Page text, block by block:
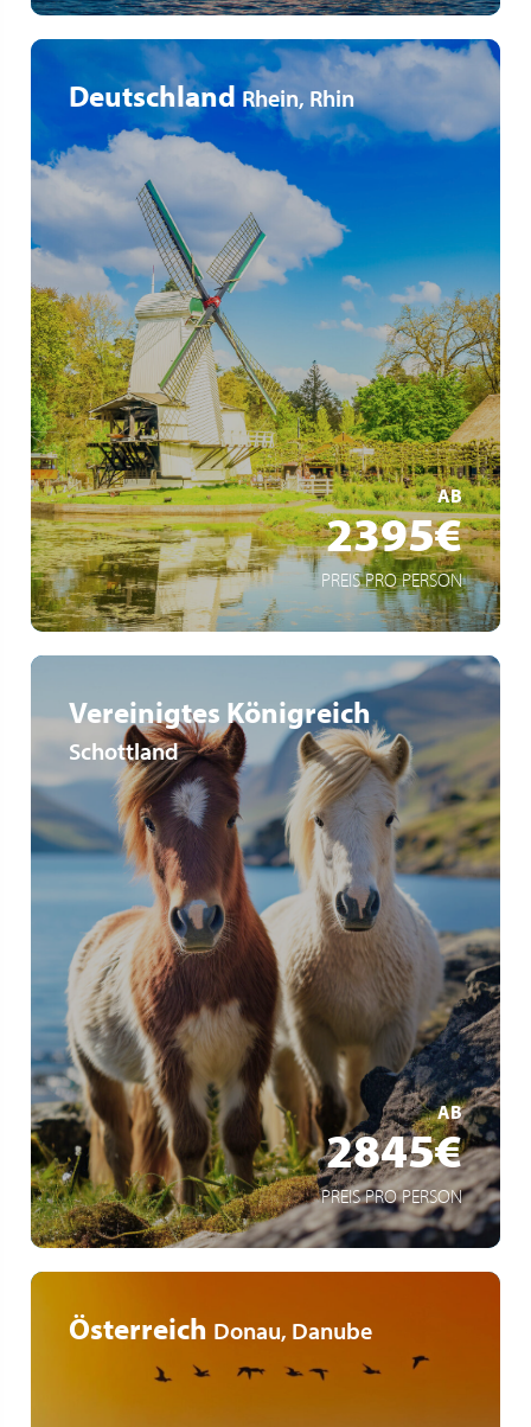
Deutschland Rhein, Rhin
AB
2395€
PREIS PRO PERSON
Viva All-Inclusive
Amsterdam über Nacht
Moderne Architekturmetropole Rotterdam
MEHR ERFAHREN
Vereinigtes Königreich
Schottland
AB
2845€
PREIS PRO PERSON
Naturwunder Islands
Sommer im Hohen Norden
Shetland-Insels
MEHR ERFAHREN
Österreich Donau, Danube